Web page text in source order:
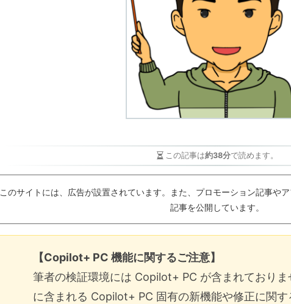
この記事は約38分で読めます。
このサイトには、広告が設置されています。また、プロモーション記事や
記事を公開しています。
【Copilot+ PC 機能に関するご注意】
筆者の検証環境には Copilot+ PC が含まれており
に含まれる Copilot+ PC 固有の新機能や修正に関